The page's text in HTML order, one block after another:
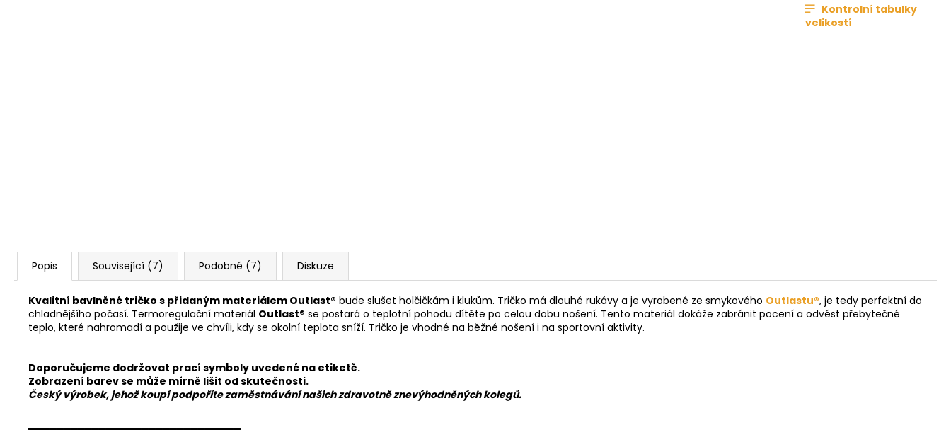
Kontrolní tabulky
velikostí
Popis Související (7) Podobné (7) Diskuze
Kvalitní bavlněné tričko s přidaným materiálem Outlast® bude slušet holčičkám i klukům. Tričko má dlouhé rukávy a je vyrobené ze smykového Outlastu®, je tedy perfektní do
chladnějšího počasí. Termoregulační materiál Outlast® se postará o teplotní pohodu dítěte po celou dobu nošení. Tento materiál dokáže zabránit pocení a odvést přebytečné
teplo, které nahromadí a použije ve chvíli, kdy se okolní teplota sníží. Tričko je vhodné na běžné nošení i na sportovní aktivity.
Doporučujeme dodržovat prací symboly uvedené na etiketě.
Zobrazení barev se může mírně lišit od skutečnosti.
Český výrobek, jehož koupí podpoříte zaměstnávání našich zdravotně znevýhodněných kolegů.
══════════════════════════════